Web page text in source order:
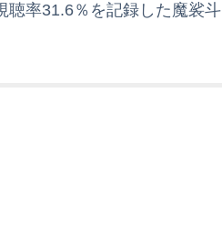
聴率31.6％を記録した魔裟斗